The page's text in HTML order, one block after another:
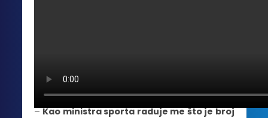
testu minimalan i poručio da će se nastaviti
–Kao ministra sporta raduje me što je broj